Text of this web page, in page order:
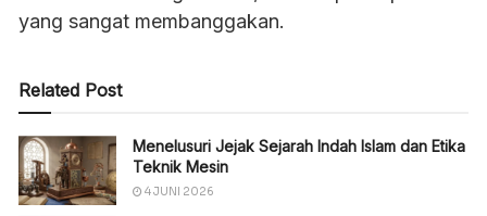
yang sangat membanggakan.
Related Post
Menelusuri Jejak Sejarah Indah Islam dan Etika
Teknik Mesin
4 JUNI 2026